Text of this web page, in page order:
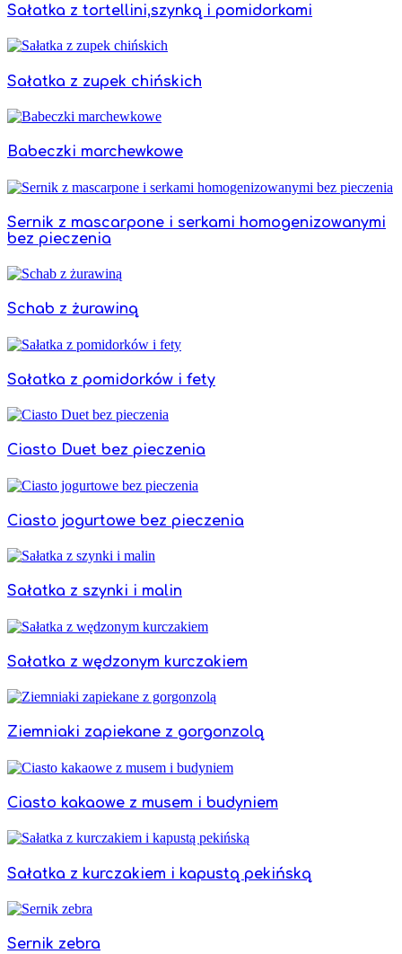
Sałatka z tortellini,szynką i pomidorkami
Sałatka z zupek chińskich
Babeczki marchewkowe
Sernik z mascarpone i serkami homogenizowanymi
bez pieczenia
Schab z żurawiną
Sałatka z pomidorków i fety
Ciasto Duet bez pieczenia
Ciasto jogurtowe bez pieczenia
Sałatka z szynki i malin
Sałatka z wędzonym kurczakiem
Ziemniaki zapiekane z gorgonzolą
Ciasto kakaowe z musem i budyniem
Sałatka z kurczakiem i kapustą pekińską
Sernik zebra